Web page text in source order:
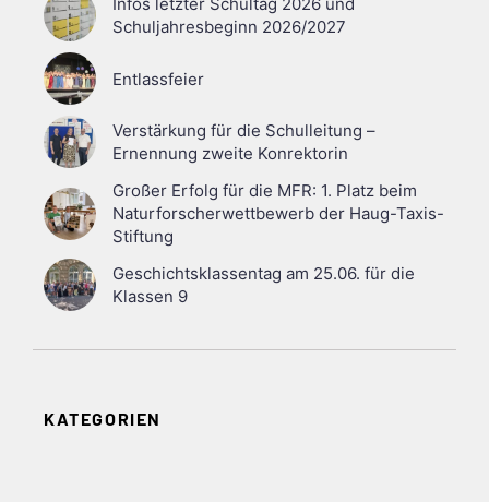
Schuljahresbeginn 2026/2027
Entlassfeier
Verstärkung für die Schulleitung –
Ernennung zweite Konrektorin
Großer Erfolg für die MFR: 1. Platz beim
Naturforscherwettbewerb der Haug-Taxis-
Stiftung
Geschichtsklassentag am 25.06. für die
Klassen 9
KATEGORIEN